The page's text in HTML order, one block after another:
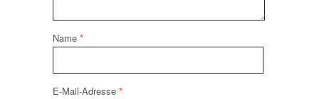
Name *
E-Mail-Adresse *